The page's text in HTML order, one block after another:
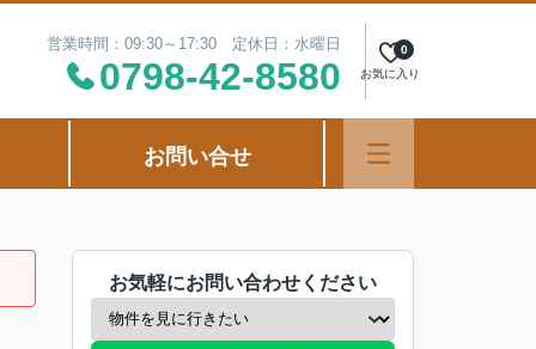
営業時間：09:30～17:30 定休日：水曜日
0798-42-8580 お気に入り
0
お問い合せ
お気軽にお問い合わせください